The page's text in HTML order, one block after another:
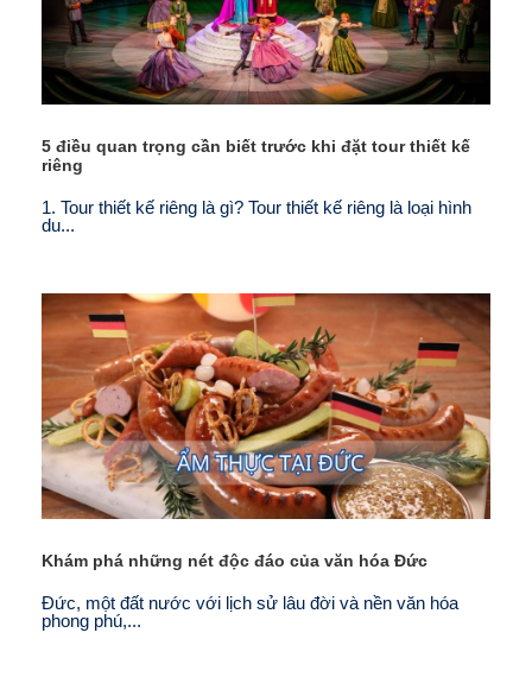
5 điều quan trọng cần biết trước khi đặt tour thiết kế
riêng
1. Tour thiết kế riêng là gì? Tour thiết kế riêng là loại hình
du...
Khám phá những nét độc đáo của văn hóa Đức
Đức, một đất nước với lịch sử lâu đời và nền văn hóa
phong phú,...